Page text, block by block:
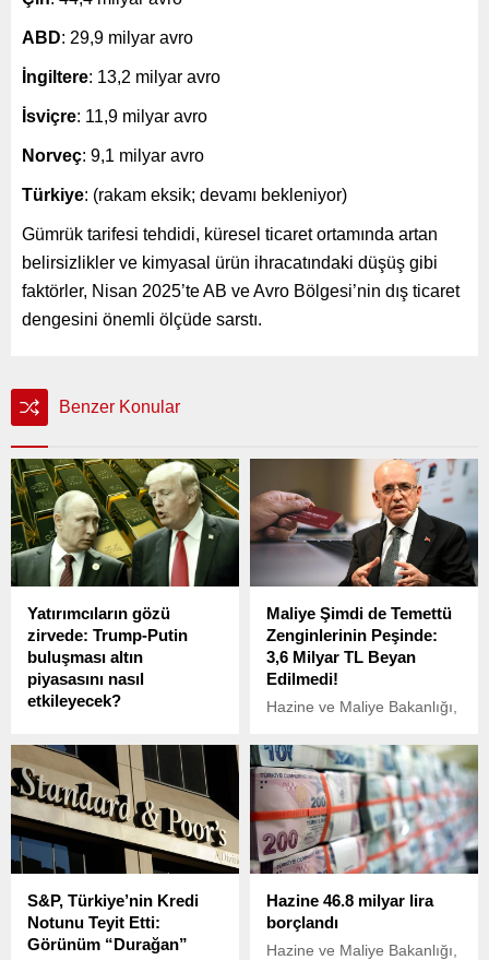
ABD: 29,9 milyar avro
İngiltere: 13,2 milyar avro
İsviçre: 11,9 milyar avro
Norveç: 9,1 milyar avro
Türkiye: (rakam eksik; devamı bekleniyor)
Gümrük tarifesi tehdidi, küresel ticaret ortamında artan
belirsizlikler ve kimyasal ürün ihracatındaki düşüş gibi
faktörler, Nisan 2025’te AB ve Avro Bölgesi’nin dış ticaret
dengesini önemli ölçüde sarstı.
Benzer Konular
Yatırımcıların gözü
zirvede: Trump-Putin
buluşması altın
piyasasını nasıl
etkileyecek?
piyasasında yön arayışını
artırdı. Trump ve Putin
arasında yapılacak kritik
görüşme, yatırımcıların
güvenli liman tercihlerinde
belirleyici olacak. Zirveden
fiyatlamaları şekillendirecek.
Maliye Şimdi de Temettü
Zenginlerinin Peşinde:
3,6 Milyar TL Beyan
Edilmedi!
Hazine ve Maliye Bakanlığı,
sonucunda vergi kaybına
neden olan yeni bir
usulsüzlük tespit etti.
S&P, Türkiye’nin Kredi
Notunu Teyit Etti:
Görünüm “Durağan”
Hazine 46.8 milyar lira
borçlandı
Hazine ve Maliye Bakanlığı,